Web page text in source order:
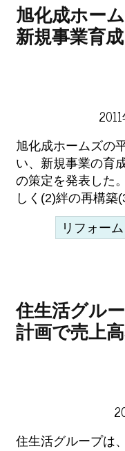
旭化成ホー
新規事業育
旭化成ホームズの
い、新規事業の育
の策定を発表した
しく(2)絆の再構築
リフォーム
住生活グル
計画で売上
住生活グループは